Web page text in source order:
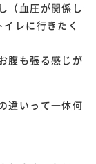
（血圧が関係し
レに行きたく
腹も張る感じが
違いって一体何